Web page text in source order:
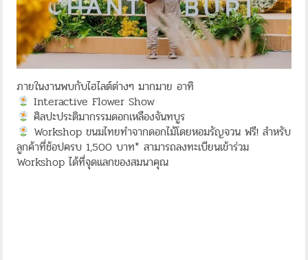
ภายในงานพบกับไฮไลต์ต่างๆ มากมาย อาทิ
Interactive Flower Show
ศิลปะประติมากรรมดอกเหลืองจันทบูร
Workshop ขนมไทยทำจากดอกไม้โดยหอมรัญจวน ฟรี! สำหรับ
ลูกค้าที่ช้อปครบ 1,500 บาท* สามารถลงทะเบียนเข้าร่วม
Workshop ได้ที่จุดแลกของสมนาคุณ